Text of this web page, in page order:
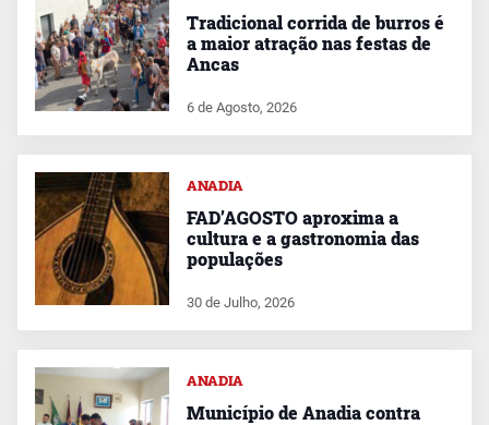
Tradicional corrida de burros é
a maior atração nas festas de
Ancas
6 de Agosto, 2026
ANADIA
FAD’AGOSTO aproxima a
cultura e a gastronomia das
populações
30 de Julho, 2026
ANADIA
Município de Anadia contra